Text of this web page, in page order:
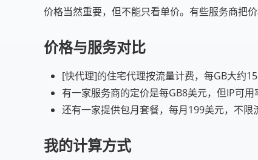
价格当然重要，但不能只看单价。有些服务商把
价格与服务对比
[快代理]的住宅代理按流量计费，每GB大约
有一家服务商的定价是每GB8美元，但IP可用
还有一家提供包月套餐，每月199美元，不限
我的计算方式